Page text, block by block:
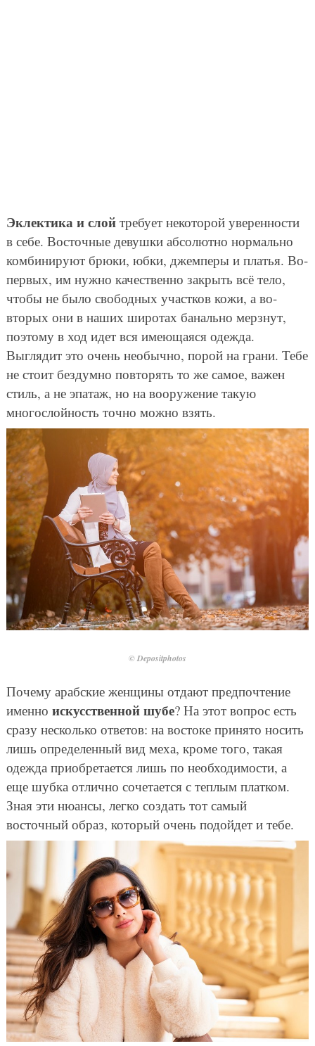
Эклектика и слойтребует некоторой уверенности
в себе. Восточные девушки абсолютно нормально
комбинируют брюки, юбки, джемперы и платья. Во-
первых, им нужно качественно закрыть всё тело,
чтобы не было свободных участков кожи, а во-
вторых они в наших широтах банально мерзнут,
поэтому в ход идет вся имеющаяся одежда.
Выглядит это очень необычно, порой на грани. Тебе
не стоит бездумно повторять то же самое, важен
стиль, а не эпатаж, но на вооружение такую
многослойность точно можно взять.
© Depositphotos
Почему арабские женщины отдают предпочтение
именно искусственной шубе? На этот вопрос есть
сразу несколько ответов: на востоке принято носить
лишь определенный вид меха, кроме того, такая
одежда приобретается лишь по необходимости, а
еще шубка отлично сочетается с теплым платком.
Зная эти нюансы, легко создать тот самый
восточный образ, который очень подойдет и тебе.